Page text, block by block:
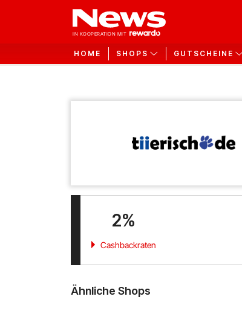
HOME SHOPS GUTSCHEINE
2%
Cashbackraten
Ähnliche Shops